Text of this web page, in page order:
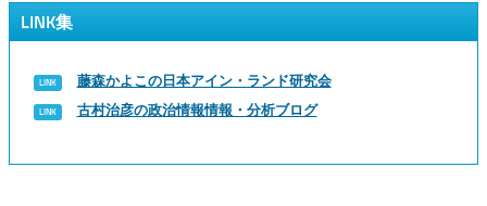
LINK集
藤森かよこの日本アイン・ランド研究会
古村治彦の政治情報情報・分析ブログ